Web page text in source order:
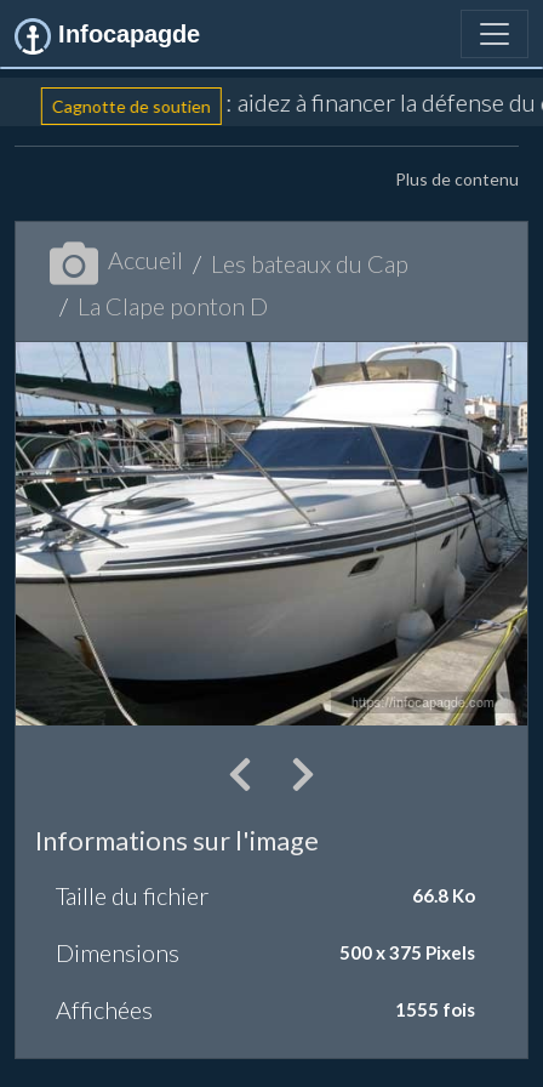
Infocapagde
Cagnotte de soutien : aidez à financer la défense
Plus de contenu
Accueil
Les bateaux du Cap
La Clape ponton D
Informations sur l'image
Taille du fichier 66.8 Ko
Dimensions 500 x 375 Pixels
Affichées 1555 fois